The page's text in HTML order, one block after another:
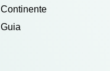
Continente
Guia